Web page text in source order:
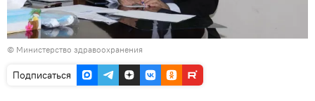
© Министерство здравоохранения
Подписаться